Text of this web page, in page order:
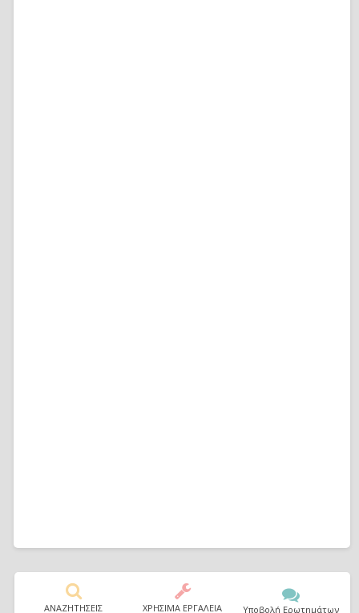
ΑΝΑΖΗΤΗΣΕΙΣ ΧΡΗΣΙΜΑ ΕΡΓΑΛΕΙΑ Υποβολή Ερωτημάτων